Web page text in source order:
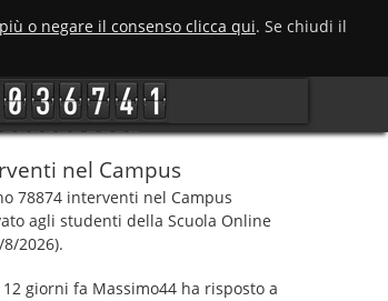
o negare il consenso clicca qui. Se chiudi il
nel Campus
78874 interventi nel Campus
agli studenti della Scuola Online
2026).
12 giorni fa Massimo44ha risposto a